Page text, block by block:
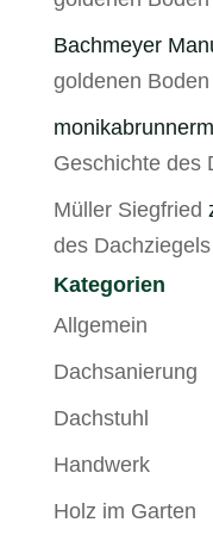
Bachmeyer
goldenen Boden
Geschichte des
Müller Siegfried
des
Kategorien
Allgemein
Dachsanierung
Dachstuhl
Handwerk
Holz im Garten